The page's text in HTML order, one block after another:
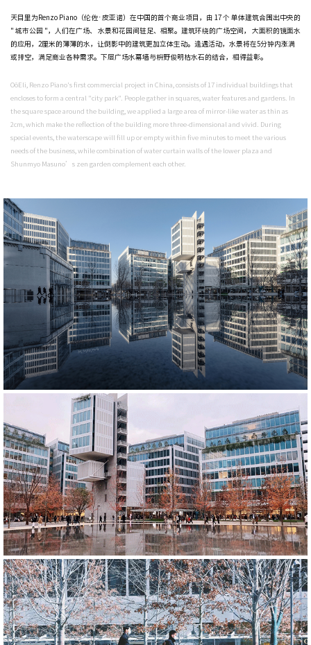
地点
业主
摄影
伦佐·皮亚诺工作室
Crazywater
天目里为Renzo Piano（伦佐·皮亚诺）在中国的首个商业项目，由 17 个 单体建
" 城市公园 "，人们在广场、 水景和花园间驻足、相聚。建筑环绕的广场空间，
的应用，2厘米的薄薄的水，让倒影中的建筑更加立体生动。逢遇活动，水景将
或排空，满足商业各种需求。下层广场水幕墙与枡野俊明枯水石的结合，相得益
OōEli, Renzo Piano's first commercial project in China, consists of 17
encloses to form a central "city park". People gather in squares, water features
the square space around the building, we applied a large area of mirror-like
2cm, which make the reflection of the building more three-dimensional and
special events, the waterscape will fill up or empty within five minutes to
needs of the business, while combination of water curtain walls of the lower
Shunmyo Masuno’s zen garden complement each other.